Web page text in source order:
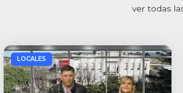
ver todas
LOCALES